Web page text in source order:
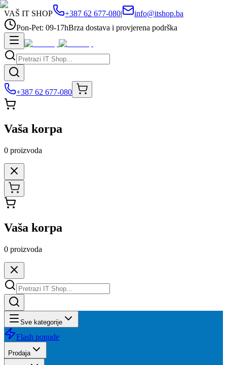
VAŠ IT SHOP +387 62 677-080|
info@itshop.ba
Pon-Pet: 09-17hBrza dostava i provjerena podrška
+387 62 677-080
Vaša korpa
0 proizvoda
Vaša korpa
0 proizvoda
Sve kategorije
Flash ponude
Prodaja